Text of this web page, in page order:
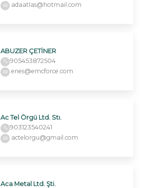
adaatlas@hotmail.com
ABUZER ÇETİNER
905453872504
enes@emcforce.com
Ac Tel Örgü Ltd. Stı.
903123540241
actelorgu@gmail.com
Aca Metal Ltd. Şti.